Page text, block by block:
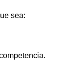
sea: